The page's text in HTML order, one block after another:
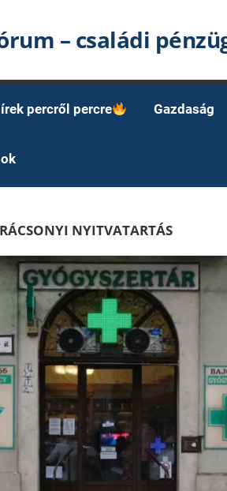
– családi
percről percre Gazdaság
NYITVATARTÁS